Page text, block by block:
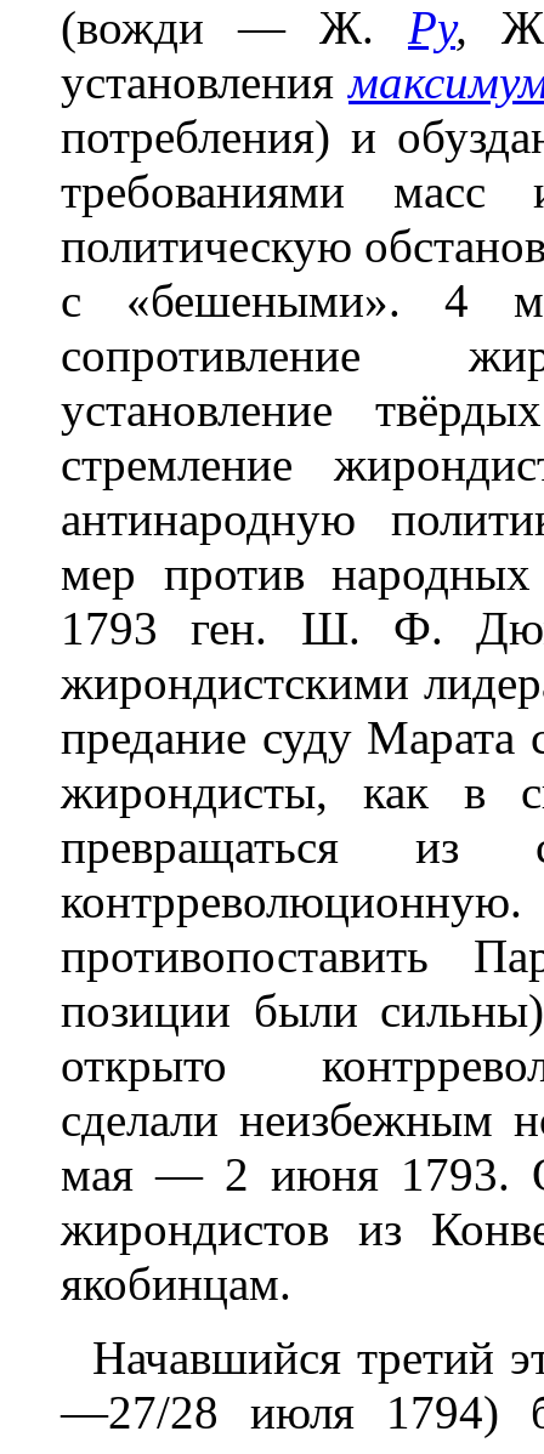
(вожди — Ж. Ру,
установления
потребления) и
требованиями
политическую
с «бешеными». 4
сопротивление
установление
стремление
антинародную
мер против
1793 ген. Ш. Ф.
жирондистскими
предание суду Марата
жирондисты, как в
превращаться из
противопоставить
позиции были
открыто
сделали неизбежным
мая — 2 июня 1793.
жирондистов из
якобинцам.
Начавшийся третий
—27/28 июля 1794)